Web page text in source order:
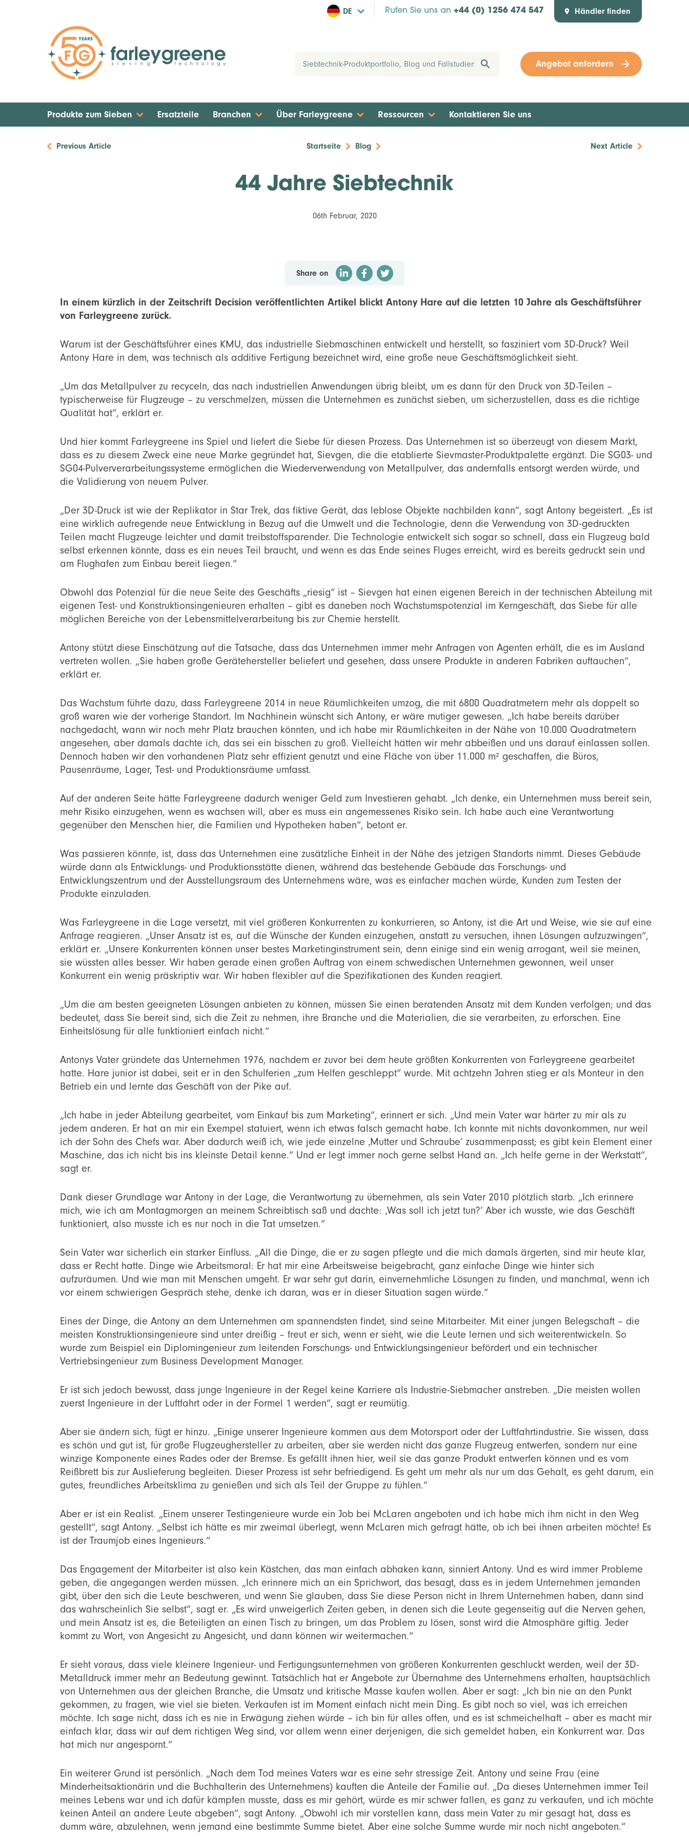
DE Rufen Sie uns an +44 (0) 1256 474 547 Händler finden
Angebot anfordern
Produkte zum Sieben Ersatzteile Branchen Über Farleygreene Ressourcen Kontaktieren Sie uns
Previous Article Startseite Blog Next Article
44 Jahre Siebtechnik
06th Februar, 2020
Share on
In einem kürzlich in der Zeitschrift Decision veröffentlichten Artikel blickt Antony Hare auf die letzten 10 Jahre als Geschäftsführer
von Farleygreene zurück.
Warum ist der Geschäftsführer eines KMU, das industrielle Siebmaschinen entwickelt und herstellt, so fasziniert vom 3D-Druck? Weil
Antony Hare in dem, was technisch als additive Fertigung bezeichnet wird, eine große neue Geschäftsmöglichkeit sieht.
„Um das Metallpulver zu recyceln, das nach industriellen Anwendungen übrig bleibt, um es dann für den Druck von 3D-Teilen –
typischerweise für Flugzeuge – zu verschmelzen, müssen die Unternehmen es zunächst sieben, um sicherzustellen, dass es die richtige
Qualität hat“, erklärt er.
Und hier kommt Farleygreene ins Spiel und liefert die Siebe für diesen Prozess. Das Unternehmen ist so überzeugt von diesem Markt,
dass es zu diesem Zweck eine neue Marke gegründet hat, Sievgen, die die etablierte Sievmaster-Produktpalette ergänzt. Die SG03- und
SG04-Pulververarbeitungssysteme ermöglichen die Wiederverwendung von Metallpulver, das andernfalls entsorgt werden würde, und
die Validierung von neuem Pulver.
„Der 3D-Druck ist wie der Replikator in Star Trek, das fiktive Gerät, das leblose Objekte nachbilden kann“, sagt Antony begeistert. „Es ist
eine wirklich aufregende neue Entwicklung in Bezug auf die Umwelt und die Technologie, denn die Verwendung von 3D-gedruckten
Teilen macht Flugzeuge leichter und damit treibstoffsparender. Die Technologie entwickelt sich sogar so schnell, dass ein Flugzeug bald
selbst erkennen könnte, dass es ein neues Teil braucht, und wenn es das Ende seines Fluges erreicht, wird es bereits gedruckt sein und
am Flughafen zum Einbau bereit liegen.“
Obwohl das Potenzial für die neue Seite des Geschäfts „riesig“ ist – Sievgen hat einen eigenen Bereich in der technischen Abteilung mit
eigenen Test- und Konstruktionsingenieuren erhalten – gibt es daneben noch Wachstumspotenzial im Kerngeschäft, das Siebe für alle
möglichen Bereiche von der Lebensmittelverarbeitung bis zur Chemie herstellt.
Antony stützt diese Einschätzung auf die Tatsache, dass das Unternehmen immer mehr Anfragen von Agenten erhält, die es im Ausland
vertreten wollen. „Sie haben große Gerätehersteller beliefert und gesehen, dass unsere Produkte in anderen Fabriken auftauchen“,
erklärt er.
Das Wachstum führte dazu, dass Farleygreene 2014 in neue Räumlichkeiten umzog, die mit 6800 Quadratmetern mehr als doppelt so
groß waren wie der vorherige Standort. Im Nachhinein wünscht sich Antony, er wäre mutiger gewesen. „Ich habe bereits darüber
nachgedacht, wann wir noch mehr Platz brauchen könnten, und ich habe mir Räumlichkeiten in der Nähe von 10.000 Quadratmetern
angesehen, aber damals dachte ich, das sei ein bisschen zu groß. Vielleicht hätten wir mehr abbeißen und uns darauf einlassen sollen.
Dennoch haben wir den vorhandenen Platz sehr effizient genutzt und eine Fläche von über 11.000 m² geschaffen, die Büros,
Pausenräume, Lager, Test- und Produktionsräume umfasst.
Auf der anderen Seite hätte Farleygreene dadurch weniger Geld zum Investieren gehabt. „Ich denke, ein Unternehmen muss bereit sein,
mehr Risiko einzugehen, wenn es wachsen will, aber es muss ein angemessenes Risiko sein. Ich habe auch eine Verantwortung
gegenüber den Menschen hier, die Familien und Hypotheken haben“, betont er.
Was passieren könnte, ist, dass das Unternehmen eine zusätzliche Einheit in der Nähe des jetzigen Standorts nimmt. Dieses Gebäude
würde dann als Entwicklungs- und Produktionsstätte dienen, während das bestehende Gebäude das Forschungs- und
Entwicklungszentrum und der Ausstellungsraum des Unternehmens wäre, was es einfacher machen würde, Kunden zum Testen der
Produkte einzuladen.
Was Farleygreene in die Lage versetzt, mit viel größeren Konkurrenten zu konkurrieren, so Antony, ist die Art und Weise, wie sie auf eine
Anfrage reagieren. „Unser Ansatz ist es, auf die Wünsche der Kunden einzugehen, anstatt zu versuchen, ihnen Lösungen aufzuzwingen“,
erklärt er. „Unsere Konkurrenten können unser bestes Marketinginstrument sein, denn einige sind ein wenig arrogant, weil sie meinen,
sie wüssten alles besser. Wir haben gerade einen großen Auftrag von einem schwedischen Unternehmen gewonnen, weil unser
Konkurrent ein wenig präskriptiv war. Wir haben flexibler auf die Spezifikationen des Kunden reagiert.
„Um die am besten geeigneten Lösungen anbieten zu können, müssen Sie einen beratenden Ansatz mit dem Kunden verfolgen; und das
bedeutet, dass Sie bereit sind, sich die Zeit zu nehmen, ihre Branche und die Materialien, die sie verarbeiten, zu erforschen. Eine
Einheitslösung für alle funktioniert einfach nicht.“
Antonys Vater gründete das Unternehmen 1976, nachdem er zuvor bei dem heute größten Konkurrenten von Farleygreene gearbeitet
hatte. Hare junior ist dabei, seit er in den Schulferien „zum Helfen geschleppt“ wurde. Mit achtzehn Jahren stieg er als Monteur in den
Betrieb ein und lernte das Geschäft von der Pike auf.
„Ich habe in jeder Abteilung gearbeitet, vom Einkauf bis zum Marketing“, erinnert er sich. „Und mein Vater war härter zu mir als zu
jedem anderen. Er hat an mir ein Exempel statuiert, wenn ich etwas falsch gemacht habe. Ich konnte mit nichts davonkommen, nur weil
ich der Sohn des Chefs war. Aber dadurch weiß ich, wie jede einzelne ‚Mutter und Schraube‘ zusammenpasst; es gibt kein Element einer
Maschine, das ich nicht bis ins kleinste Detail kenne.“ Und er legt immer noch gerne selbst Hand an. „Ich helfe gerne in der Werkstatt“,
sagt er.
Dank dieser Grundlage war Antony in der Lage, die Verantwortung zu übernehmen, als sein Vater 2010 plötzlich starb. „Ich erinnere
mich, wie ich am Montagmorgen an meinem Schreibtisch saß und dachte: ‚Was soll ich jetzt tun?‘ Aber ich wusste, wie das Geschäft
funktioniert, also musste ich es nur noch in die Tat umsetzen.“
Sein Vater war sicherlich ein starker Einfluss. „All die Dinge, die er zu sagen pflegte und die mich damals ärgerten, sind mir heute klar,
dass er Recht hatte. Dinge wie Arbeitsmoral: Er hat mir eine Arbeitsweise beigebracht, ganz einfache Dinge wie hinter sich
aufzuräumen. Und wie man mit Menschen umgeht. Er war sehr gut darin, einvernehmliche Lösungen zu finden, und manchmal, wenn ich
vor einem schwierigen Gespräch stehe, denke ich daran, was er in dieser Situation sagen würde.“
Eines der Dinge, die Antony an dem Unternehmen am spannendsten findet, sind seine Mitarbeiter. Mit einer jungen Belegschaft – die
meisten Konstruktionsingenieure sind unter dreißig – freut er sich, wenn er sieht, wie die Leute lernen und sich weiterentwickeln. So
wurde zum Beispiel ein Diplomingenieur zum leitenden Forschungs- und Entwicklungsingenieur befördert und ein technischer
Vertriebsingenieur zum Business Development Manager.
Er ist sich jedoch bewusst, dass junge Ingenieure in der Regel keine Karriere als Industrie-Siebmacher anstreben. „Die meisten wollen
zuerst Ingenieure in der Luftfahrt oder in der Formel 1 werden“, sagt er reumütig.
Aber sie ändern sich, fügt er hinzu. „Einige unserer Ingenieure kommen aus dem Motorsport oder der Luftfahrtindustrie. Sie wissen, dass
es schön und gut ist, für große Flugzeughersteller zu arbeiten, aber sie werden nicht das ganze Flugzeug entwerfen, sondern nur eine
winzige Komponente eines Rades oder der Bremse. Es gefällt ihnen hier, weil sie das ganze Produkt entwerfen können und es vom
Reißbrett bis zur Auslieferung begleiten. Dieser Prozess ist sehr befriedigend. Es geht um mehr als nur um das Gehalt, es geht darum, ein
gutes, freundliches Arbeitsklima zu genießen und sich als Teil der Gruppe zu fühlen.“
Aber er ist ein Realist. „Einem unserer Testingenieure wurde ein Job bei McLaren angeboten und ich habe mich ihm nicht in den Weg
gestellt“, sagt Antony. „Selbst ich hätte es mir zweimal überlegt, wenn McLaren mich gefragt hätte, ob ich bei ihnen arbeiten möchte! Es
ist der Traumjob eines Ingenieurs.“
Das Engagement der Mitarbeiter ist also kein Kästchen, das man einfach abhaken kann, sinniert Antony. Und es wird immer Probleme
geben, die angegangen werden müssen. „Ich erinnere mich an ein Sprichwort, das besagt, dass es in jedem Unternehmen jemanden
gibt, über den sich die Leute beschweren, und wenn Sie glauben, dass Sie diese Person nicht in Ihrem Unternehmen haben, dann sind
das wahrscheinlich Sie selbst“, sagt er. „Es wird unweigerlich Zeiten geben, in denen sich die Leute gegenseitig auf die Nerven gehen,
und mein Ansatz ist es, die Beteiligten an einen Tisch zu bringen, um das Problem zu lösen, sonst wird die Atmosphäre giftig. Jeder
kommt zu Wort, von Angesicht zu Angesicht, und dann können wir weitermachen.“
Er sieht voraus, dass viele kleinere Ingenieur- und Fertigungsunternehmen von größeren Konkurrenten geschluckt werden, weil der 3D-
Metalldruck immer mehr an Bedeutung gewinnt. Tatsächlich hat er Angebote zur Übernahme des Unternehmens erhalten, hauptsächlich
von Unternehmen aus der gleichen Branche, die Umsatz und kritische Masse kaufen wollen. Aber er sagt: „Ich bin nie an den Punkt
gekommen, zu fragen, wie viel sie bieten. Verkaufen ist im Moment einfach nicht mein Ding. Es gibt noch so viel, was ich erreichen
möchte. Ich sage nicht, dass ich es nie in Erwägung ziehen würde – ich bin für alles offen, und es ist schmeichelhaft – aber es macht mir
einfach klar, dass wir auf dem richtigen Weg sind, vor allem wenn einer derjenigen, die sich gemeldet haben, ein Konkurrent war. Das
hat mich nur angespornt.“
Ein weiterer Grund ist persönlich. „Nach dem Tod meines Vaters war es eine sehr stressige Zeit. Antony und seine Frau (eine
Minderheitsaktionärin und die Buchhalterin des Unternehmens) kauften die Anteile der Familie auf. „Da dieses Unternehmen immer Teil
meines Lebens war und ich dafür kämpfen musste, dass es mir gehört, würde es mir schwer fallen, es ganz zu verkaufen, und ich möchte
keinen Anteil an andere Leute abgeben“, sagt Antony. „Obwohl ich mir vorstellen kann, dass mein Vater zu mir gesagt hat, dass es
dumm wäre, abzulehnen, wenn jemand eine bestimmte Summe bietet. Aber eine solche Summe wurde mir noch nicht angeboten.“